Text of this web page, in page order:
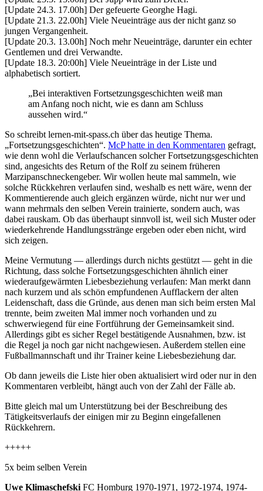
[Update 24.3. 17.00h] Der gefeuerte Georghe Hagi.
[Update 21.3. 22.00h] Viele Neueinträge aus der nicht ganz so
jungen Vergangenheit.
[Update 20.3. 13.00h] Noch mehr Neueinträge, darunter ein echter
Gentlemen und drei Verwandte.
[Update 18.3. 20:00h] Viele Neueinträge in der Liste und
alphabetisch sortiert.
„Bei interaktiven Fortsetzungsgeschichten weiß man
am Anfang noch nicht, wie es dann am Schluss
aussehen wird.“
So schreibt lernen-mit-spass.ch über das heutige Thema.
„Fortsetzungsgeschichten“. McP hatte in den Kommentaren gefragt,
wie denn wohl die Verlaufschancen solcher Fortsetzungsgeschichten
sind, angesichts des Return of the Rolf zu seinem früheren
Marzipanschneckengeber. Wir wollen heute mal sammeln, wie
solche Rückkehren verlaufen sind, weshalb es nett wäre, wenn der
Kommentierende auch gleich ergänzen würde, nicht nur wer und
wann mehrmals den selben Verein trainierte, sondern auch, was
dabei rauskam. Ob das überhaupt sinnvoll ist, weil sich Muster oder
wiederkehrende Handlungsstränge ergeben oder eben nicht, wird
sich zeigen.
Meine Vermutung — allerdings durch nichts gestützt — geht in die
Richtung, dass solche Fortsetzungsgeschichten ähnlich einer
wiederaufgewärmten Liebesbeziehung verlaufen: Man merkt dann
nach kurzem und als schön empfundenen Aufflackern der alten
Leidenschaft, dass die Gründe, aus denen man sich beim ersten Mal
trennte, beim zweiten Mal immer noch vorhanden und zu
schwerwiegend für eine Fortführung der Gemeinsamkeit sind.
Allerdings gibt es sicher Regel bestätigende Ausnahmen, bzw. ist
die Regel ja noch gar nicht nachgewiesen. Außerdem stellen eine
Fußballmannschaft und ihr Trainer keine Liebesbeziehung dar.
Ob dann jeweils die Liste hier oben aktualisiert wird oder nur in den
Kommentaren verbleibt, hängt auch von der Zahl der Fälle ab.
Bitte gleich mal um Unterstützung bei der Beschreibung des
Tätigkeitsverlaufs der einigen mir zu Beginn eingefallenen
Rückkehrern.
+++++
5x beim selben Verein
Uwe Klimaschefski FC Homburg 1970-1971, 1972-1974, 1974-